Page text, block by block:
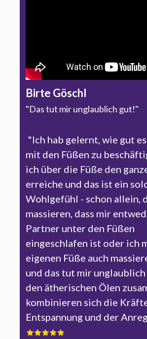
Birte Göschl
"Das tut mir unglaublich gut!"
"Ich hab gelernt, wie gut
mit den Füßen zu
ich über die Füße den
erreiche und das ist ein
Wohlgefühl - schon allein,
massieren, dass mir
Partner unter den Füßen
eingeschlafen ist oder ich
eigenen Füße auch
und das tut mir
den ätherischen Ölen
kombinieren sich die
Entspannung und der